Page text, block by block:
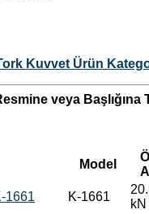
Kuvvet Ürün
veya Başlığına
Model
K-1661
kN